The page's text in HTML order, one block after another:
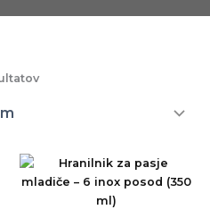
Cenovni
razpon:
izdelek